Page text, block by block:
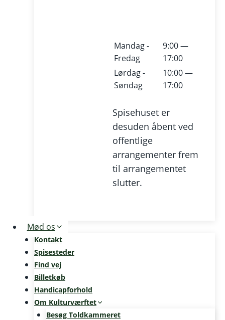
Mandag -
Fredag
9:00 —
17:00
Lørdag -
Søndag
10:00 —
17:00
Spisehuset er
desuden åbent ved
offentlige
arrangementer frem
til arrangementet
slutter.
Mød os
Kontakt
Spisesteder
Find vej
Billetkøb
Handicapforhold
Om Kulturværftet
Besøg Toldkammeret